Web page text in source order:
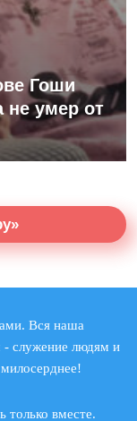
Гоши
не умер от
Вся наша
служение людям и
только вместе.